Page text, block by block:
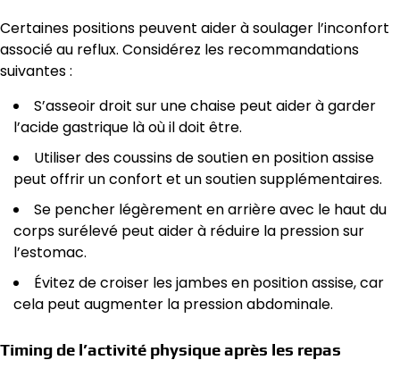
Certaines positions peuvent aider à soulager l’inconfort
associé au reflux. Considérez les recommandations
suivantes :
S’asseoir droit sur une chaise peut aider à garder
l’acide gastrique là où il doit être.
Utiliser des coussins de soutien en position assise
peut offrir un confort et un soutien supplémentaires.
Se pencher légèrement en arrière avec le haut du
corps surélevé peut aider à réduire la pression sur
l’estomac.
Évitez de croiser les jambes en position assise, car
cela peut augmenter la pression abdominale.
Timing de l’activité physique après les repas